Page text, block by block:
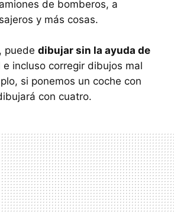
de bomberos, a
y más cosas.
puede dibujar sin la ayuda de
e incluso corregir dibujos mal
si ponemos un coche con
con cuatro.